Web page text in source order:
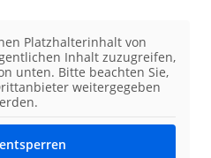
Platzhalterinhalt von
Inhalt zuzugreifen,
unten. Bitte beachten Sie,
weitergegeben